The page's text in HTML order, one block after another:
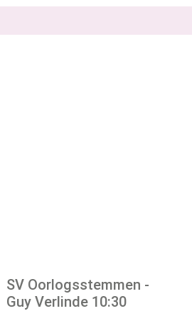
SV Oorlogsstemmen -
Guy Verlinde 10:30